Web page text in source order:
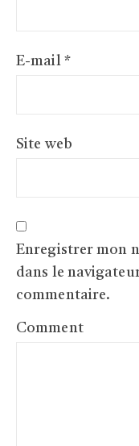
E-mail *
Site web
Enregistrer mon
dans le
commentaire.
Comment